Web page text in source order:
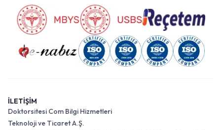
İLETİŞİM
Doktorsitesi Com Bilgi Hizmetleri
Teknoloji ve Ticaret A.Ş.